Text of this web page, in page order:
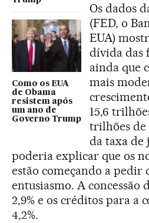
Como os EUA
de Obama
resistem após
um ano de
Governo Trump
Os dados
(FED, o
EUA)
dívida das
ainda que
mais
15,6
trilhões de
da taxa de
poderia explicar que os
estão começando a pedir
entusiasmo. A concessão
2,9% e os créditos para a
4,2%.